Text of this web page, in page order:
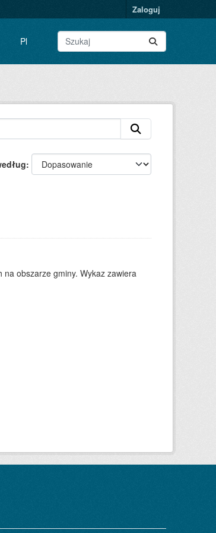
Zaloguj
Pl
obszarze gminy. Wykaz zawiera